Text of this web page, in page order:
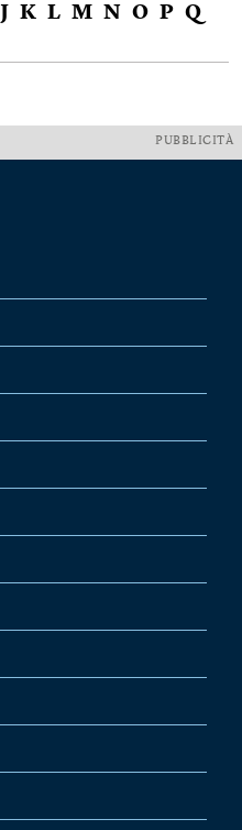
J K L M N O P Q
PUBBLICITÀ